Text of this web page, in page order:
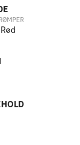
Rød